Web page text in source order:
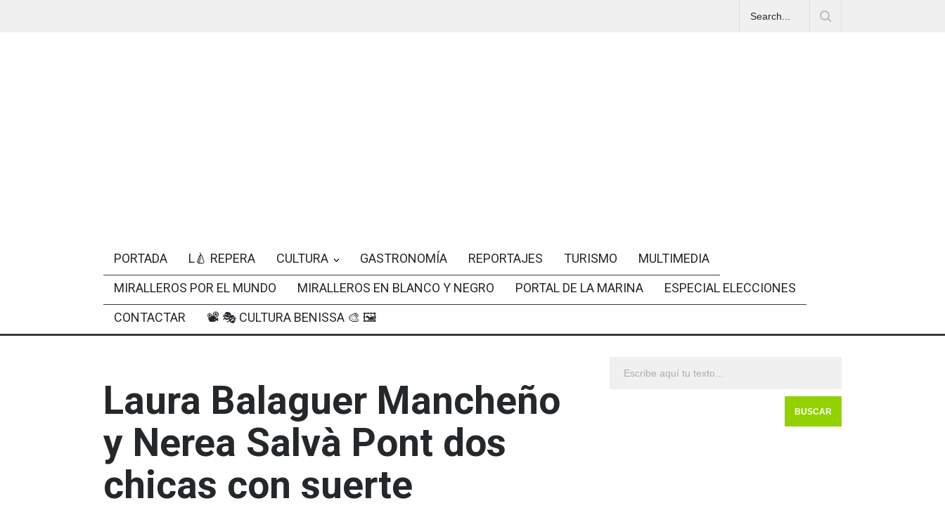
PORTADA L🍐 REPERA CULTURA GASTRONOMÍA REPORTAJES TURISMO
MULTIMEDIA
MIRALLEROS POR EL MUNDO
MIRALLEROS EN BLANCO Y NEGRO PORTAL DE LA MARINA
ESPECIAL ELECCIONES
CONTACTAR
📽 🎭 CULTURA BENISSA 🎨 🖼
Laura Balaguer Mancheño
y Nerea Salvà Pont dos
chicas con suerte